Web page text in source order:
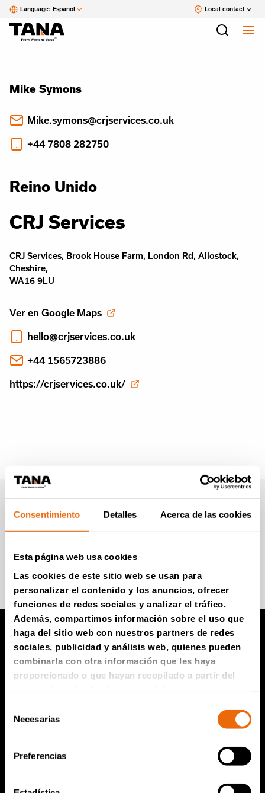
Consentimiento Detalles Acerca de las cookies
Esta página web usa cookies
Las cookies de este sitio web se usan para
personalizar el contenido y los anuncios, ofrecer
funciones de redes sociales y analizar el tráfico.
Además, compartimos información sobre el uso que
haga del sitio web con nuestros partners de redes
sociales, publicidad y análisis web, quienes pueden
combinarla con otra información que les haya
proporcionado o que hayan recopilado a partir del
deNecesarias
Preferencias
Language: Español Local contact
Mike Symons
Mike.symons@crjservices.co.uk
+44 7808 282750
Reino Unido
CRJ Services
CRJ Services, Brook House Farm, London Rd, Allostock,
Cheshire,
WA16 9LU
Ver en Google Maps
hello@crjservices.co.uk
+44 1565723886
https://crjservices.co.uk/
Boletín informativo de
Tana (en Inglés)
Productos TANA
Compactador de vertedero TANA
Criba de disco TANA